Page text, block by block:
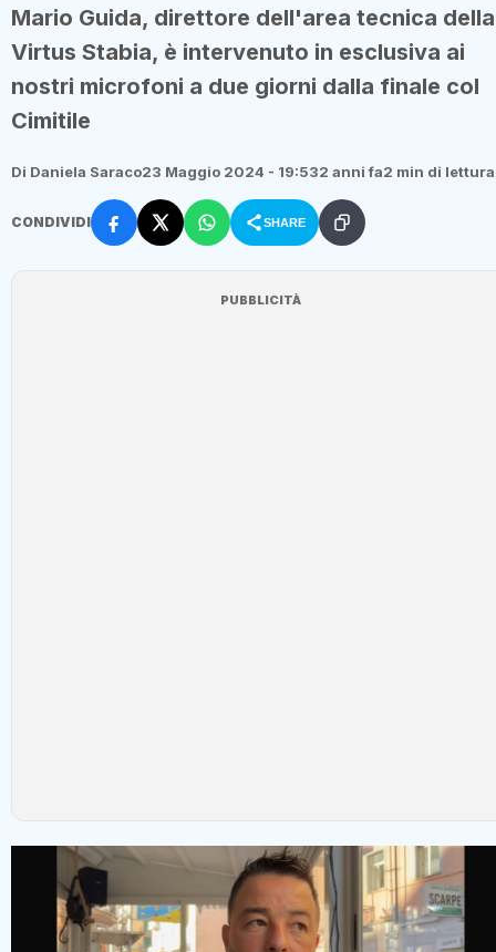
Mario Guida, direttore dell'area tecnica della
Virtus Stabia, è intervenuto in esclusiva ai
nostri microfoni a due giorni dalla finale col
Cimitile
Di Daniela Saraco23 Maggio 2024 - 19:532 anni fa2 min di lettura
CONDIVIDI SHARE
PUBBLICITÀ